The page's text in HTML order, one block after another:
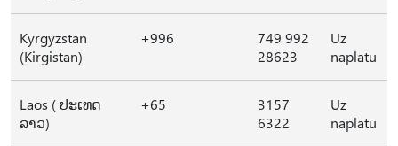
Kyrgyzstan
(Kirgistan)
+996
749 992
28623
Uz
naplatu
Laos ( ປະເທດ
ລາວ)
+65
3157
6322
Uz
naplatu